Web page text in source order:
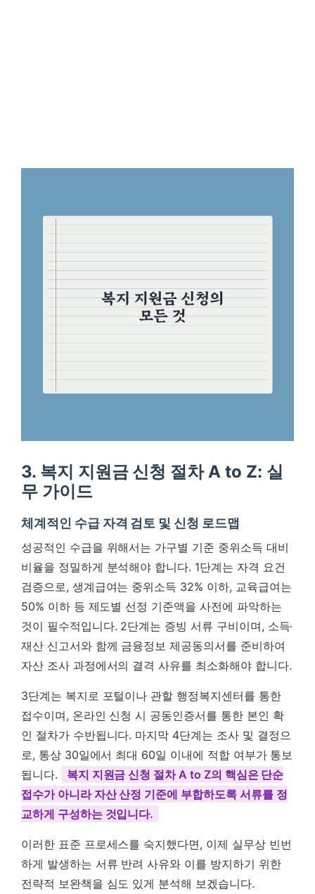
3. 복지 지원금 신청 절차 A to Z: 실
무 가이드
체계적인 수급 자격 검토 및 신청 로드맵
성공적인 수급을 위해서는 가구별 기준 중위소득 대비
비율을 정밀하게 분석해야 합니다. 1단계는 자격 요건
검증으로, 생계급여는 중위소득 32% 이하, 교육급여는
50% 이하 등 제도별 선정 기준액을 사전에 파악하는
것이 필수적입니다. 2단계는 증빙 서류 구비이며, 소득·
재산 신고서와 함께 금융정보 제공동의서를 준비하여
자산 조사 과정에서의 결격 사유를 최소화해야 합니다.
3단계는 복지로 포털이나 관할 행정복지센터를 통한
접수이며, 온라인 신청 시 공동인증서를 통한 본인 확
인 절차가 수반됩니다. 마지막 4단계는 조사 및 결정으
로, 통상 30일에서 최대 60일 이내에 적합 여부가 통보
됩니다.
복지 지원금 신청 절차 A to Z의 핵심은 단순
접수가 아니라 자산 산정 기준에 부합하도록 서류를 정
교하게 구성하는 것입니다.
이러한 표준 프로세스를 숙지했다면, 이제 실무상 빈번
하게 발생하는 서류 반려 사유와 이를 방지하기 위한
전략적 보완책을 심도 있게 분석해 보겠습니다.